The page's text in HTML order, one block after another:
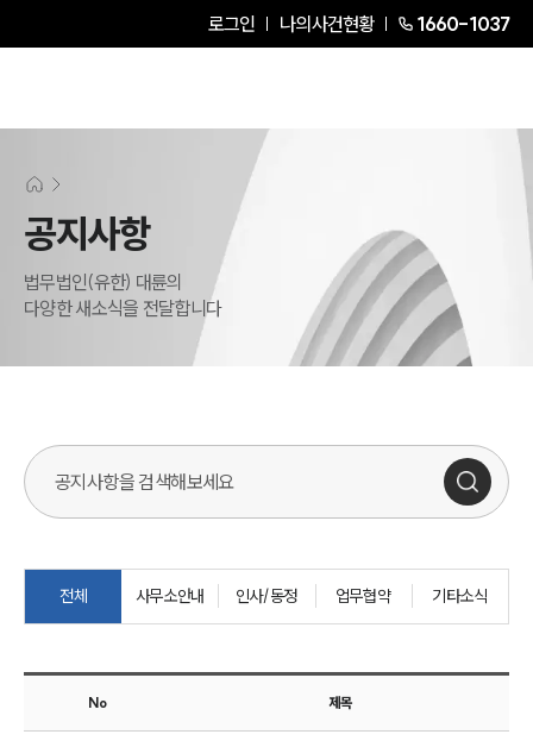
로그인 나의사건현황 1660-1037
SERVICES
기업법무그룹 업무
전체
PROFESSIONALS
기업전문변호사
공지사항
법무법인(유한) 대륜의
다양한 새소식을 전달합니다
검색어를 입력해주세요.
전체 사무소안내 인사/동정 업무협약 기타소식
No 제목